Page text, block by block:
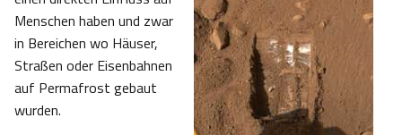
Menschen haben und zwar
in Bereichen wo Häuser,
Straßen oder Eisenbahnen
auf Permafrost gebaut
wurden.